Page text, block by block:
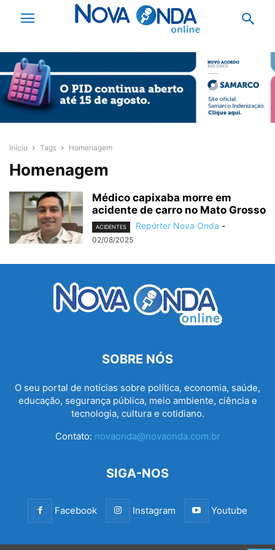
Início Tags Homenagem
Homenagem
Médico capixaba morre em
acidente de carro no Mato Grosso
ACIDENTES Repórter Nova Onda -
02/08/2025
SOBRE NÓS
O seu portal de notícias sobre política, economia, saúde,
educação, segurança pública, meio ambiente, ciência e
tecnologia, cultura e cotidiano.
Contato: novaonda@novaonda.com.br
SIGA-NOS
Facebook Instagram Youtube